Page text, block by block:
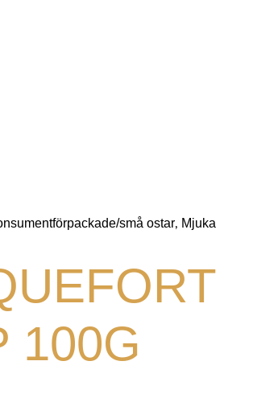
små ostar, Mjuka
100G